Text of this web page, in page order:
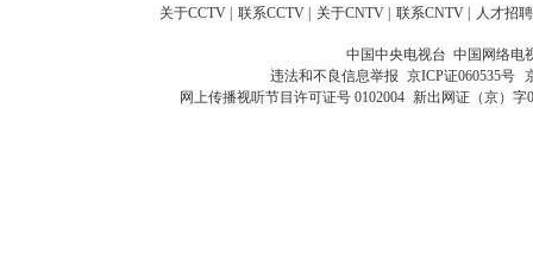
关于CCTV 联系CCTV 关于CNTV 联系CNTV 人才招聘
中国中央电视台 中国网络电
违法和不良信息举报 京ICP证060535号
网上传播视听节目许可证号 0102004 新出网证（京）